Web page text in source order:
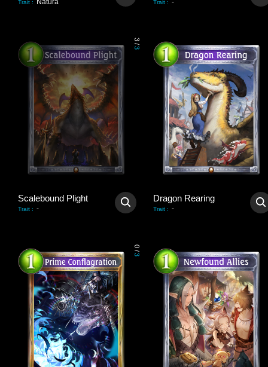
Trait : Natura Trait : -
3
/
3
Scalebound Plight
Trait : -
Dragon Rearing
Trait : -
0
/
3